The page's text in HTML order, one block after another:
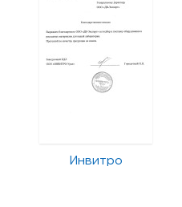
Инвитро